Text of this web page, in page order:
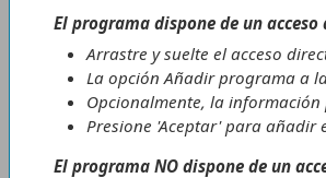
El programa dispone de un acceso
Arrastre y suelte el acceso
La opción Añadir programa a
Opcionalmente, la
Presione 'Aceptar' para
El programa NO dispone de un